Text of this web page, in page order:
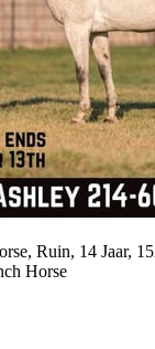
Ruin, 14 Jaar,
Horse